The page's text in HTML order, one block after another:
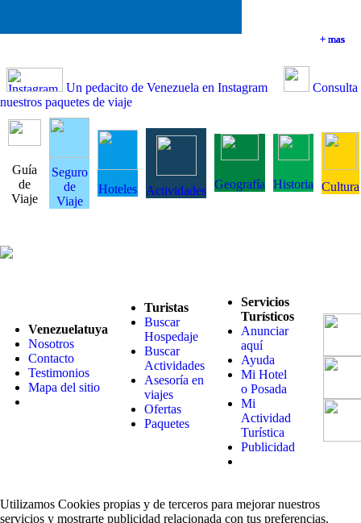
+ mas
+ mas
+ mas
+ mas
Un pedacito de Venezuela en Instagram
Consulta
nuestros paquetes de viaje
Guía
de
Viaje
Seguro
de
Viaje
Hoteles Actividades Geografía Historia Cultura
Venezuelatuya
Nosotros
Contacto
Testimonios
Mapa del sitio
Turistas
Buscar
Hospedaje
Buscar
Actividades
Asesoría en
viajes
Ofertas
Paquetes
Servicios
Turísticos
Anunciar
aquí
Ayuda
Mi Hotel
o Posada
Mi
Actividad
Turística
Publicidad
Utilizamos Cookies propias y de terceros para mejorar nuestros
servicios y mostrarte publicidad relacionada con tus preferencias.